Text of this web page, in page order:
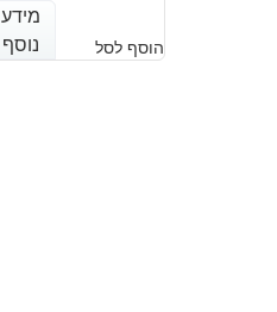
מידע
נוסף
הוסף לסל
מידע
נוסף